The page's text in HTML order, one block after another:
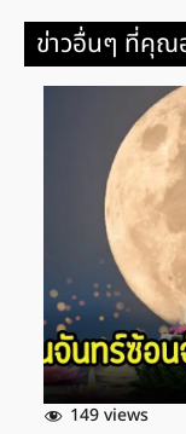
ข่าวอื่นๆ ที่คุณ
149 views